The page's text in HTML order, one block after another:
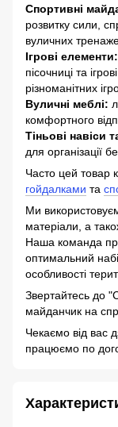
Спортивні
розвитку сили,
вуличних
Ігрові елементи:
пісочниці та
різноманітних
Вуличні меблі:
комфортного
Тіньові навіси
для організації
Часто цей товар
гойдалками та
Ми
матеріали, а
Наша команда
оптимальний
особливості
Звертайтесь до
майданчик на
Чекаємо від вас
працюємо по